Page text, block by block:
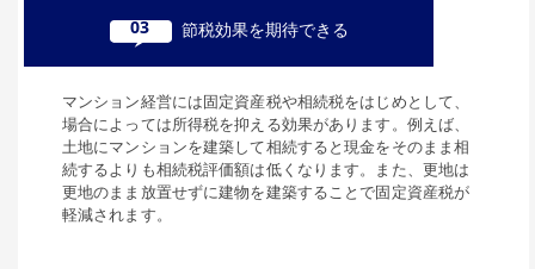
03 節税効果を期待できる
マンション経営には固定資産税や相続税をはじめとして、
場合によっては所得税を抑える効果があります。例えば、
土地にマンションを建築して相続すると現金をそのまま相
続するよりも相続税評価額は低くなります。また、更地は
更地のまま放置せずに建物を建築することで固定資産税が
軽減されます。